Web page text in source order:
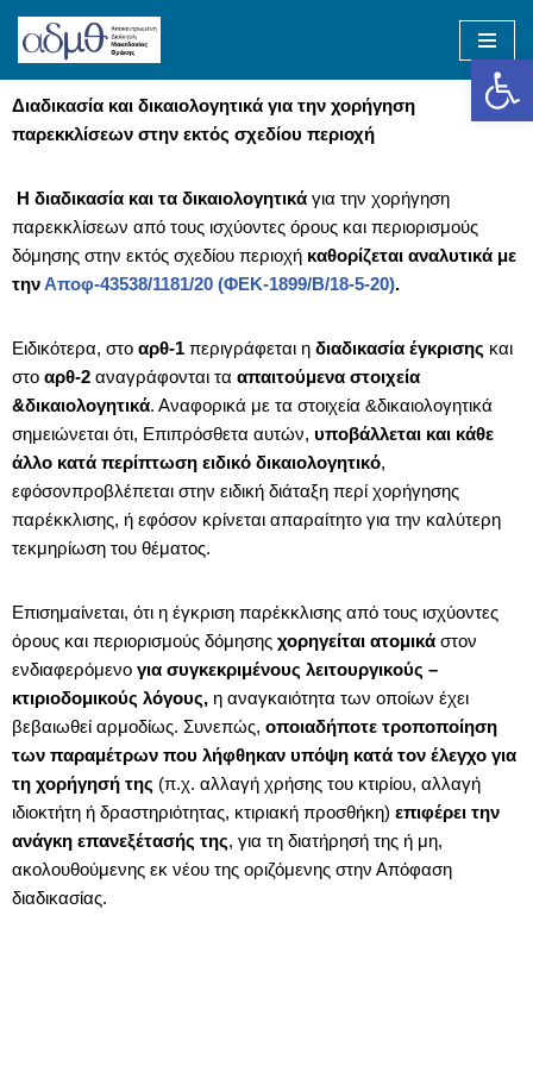
Skip
Διαδικασία και δικαιολογητικά για την χορήγηση
παρεκκλίσεων στην εκτός σχεδίου περιοχή
Η διαδικασία και τα δικαιολογητικά για την χορήγηση
παρεκκλίσεων από τους ισχύοντες όρους και περιορισμούς
δόμησης στην εκτός σχεδίου περιοχή καθορίζεται αναλυτικά με
τηνΑποφ-43538/1181/20 (ΦΕΚ-1899/Β/18-5-20).
Ειδικότερα, στο αρθ-1 περιγράφεται η διαδικασία έγκρισης και
στο αρθ-2 αναγράφονται τα απαιτούμενα στοιχεία
&δικαιολογητικά. Αναφορικά με τα στοιχεία &δικαιολογητικά
σημειώνεται ότι, Επιπρόσθετα αυτών, υποβάλλεται και κάθε
άλλο κατά περίπτωση ειδικό δικαιολογητικό,
εφόσονπροβλέπεται στην ειδική διάταξη περί χορήγησης
παρέκκλισης, ή εφόσον κρίνεται απαραίτητο για την καλύτερη
τεκμηρίωση του θέματος.
Επισημαίνεται, ότι η έγκριση παρέκκλισης από τους ισχύοντες
όρους και περιορισμούς δόμησης χορηγείται ατομικά στον
ενδιαφερόμενο για συγκεκριμένους λειτουργικούς –
κτιριοδομικούς λόγους, η αναγκαιότητα των οποίων έχει
βεβαιωθεί αρμοδίως. Συνεπώς, οποιαδήποτε τροποποίηση
των παραμέτρων που λήφθηκαν υπόψη κατά τον έλεγχο για
τη χορήγησή της (π.χ. αλλαγή χρήσης του κτιρίου, αλλαγή
ιδιοκτήτη ή δραστηριότητας, κτιριακή προσθήκη) επιφέρει την
ανάγκη επανεξέτασής της, για τη διατήρησή της ή μη,
ακολουθούμενης εκ νέου της οριζόμενης στην Απόφαση
διαδικασίας.